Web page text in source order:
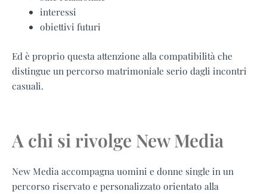
interessi
obiettivi futuri
Ed è proprio questa attenzione alla compatibilità che
distingue un percorso matrimoniale serio dagli incontri
casuali.
A chi si rivolge New Media
New Media accompagna uomini e donne single in un
percorso riservato e personalizzato orientato alla